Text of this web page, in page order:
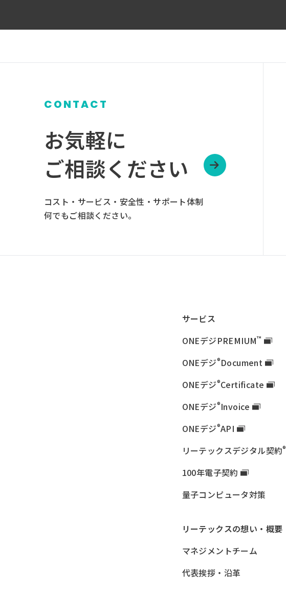
CONTACT
お気軽に
ご相談ください
コスト・サービス・安全性・サポート体制
何でもご相談ください。
サービス
ONEデジPREMIUM™
ONEデジ®Document
ONEデジ®Certificate
ONEデジ®Invoice
ONEデジ®API
リーテックスデジタル契約®
100年電子契約
量子コンピュータ対策
リーテックスの想い・概要
マネジメントチーム
代表挨拶・沿革